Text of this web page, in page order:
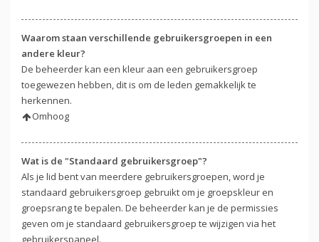
Waarom staan verschillende gebruikersgroepen in een
andere kleur?
De beheerder kan een kleur aan een gebruikersgroep
toegewezen hebben, dit is om de leden gemakkelijk te
herkennen.
Omhoog
Wat is de "Standaard gebruikersgroep"?
Als je lid bent van meerdere gebruikersgroepen, word je
standaard gebruikersgroep gebruikt om je groepskleur en
groepsrang te bepalen. De beheerder kan je de permissies
geven om je standaard gebruikersgroep te wijzigen via het
gebruikerspaneel.